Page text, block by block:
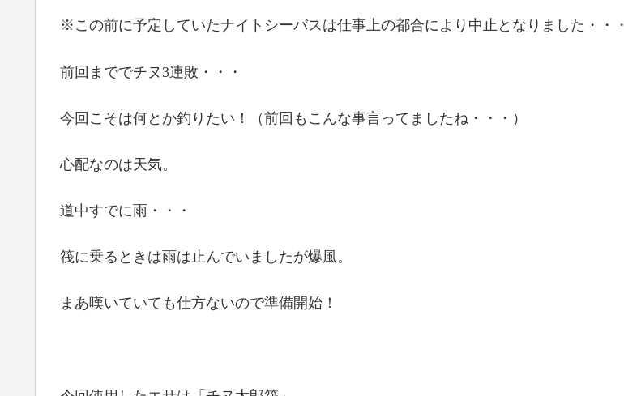
※この前に予定していたナイトシーバスは仕事上の都合により中止となりました・・・
前回まででチヌ3連敗・・・
今回こそは何とか釣りたい！（前回もこんな事言ってましたね・・・）
心配なのは天気。
道中すでに雨・・・
筏に乗るときは雨は止んでいましたが爆風。
まあ嘆いていても仕方ないので準備開始！